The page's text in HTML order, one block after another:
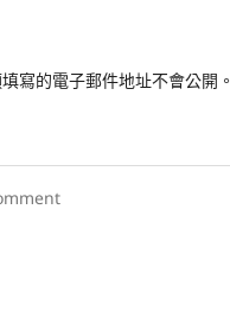
寫的電子郵件地址不會公開。